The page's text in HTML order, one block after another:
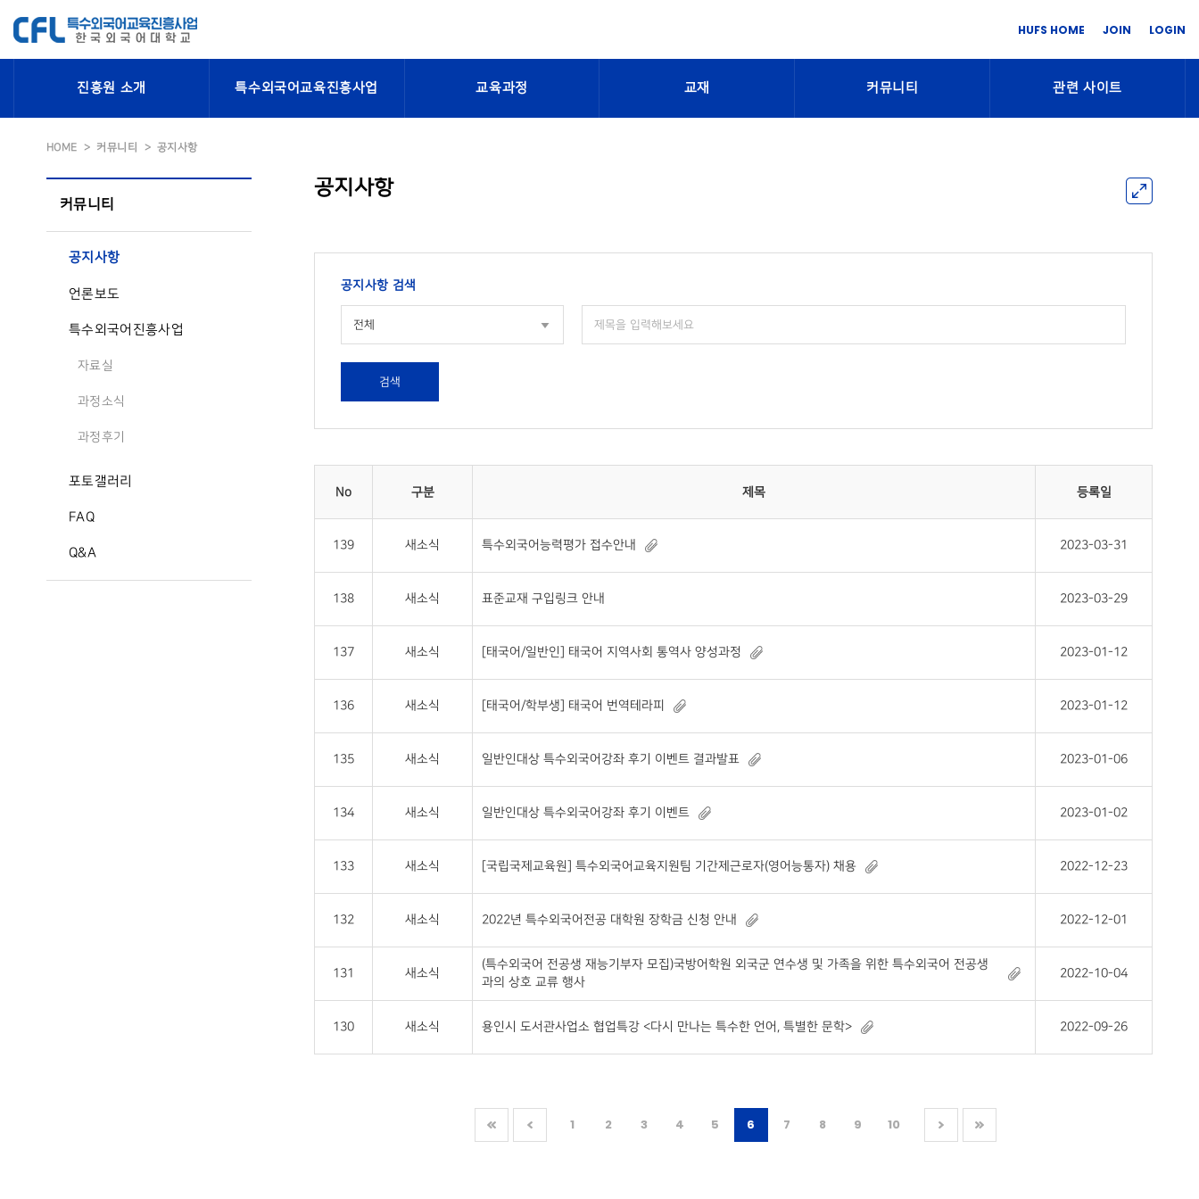
HUFS HOME JOIN LOGIN
진흥원 소개 특수외국어교육진흥사업 교육과정 교재 커뮤니티 관련 사이트
HOME 커뮤니티 공지사항
커뮤니티
공지사항
언론보도
특수외국어진흥사업
자료실
과정소식
과정후기
포토갤러리
FAQ
Q&A
공지사항
공지사항 검색
전체
검색
No 구분 제목 등록일
139 새소식 특수외국어능력평가 접수안내 2023-03-31
138 새소식 표준교재 구입링크 안내 2023-03-29
137 새소식 [태국어/일반인] 태국어 지역사회 통역사 양성과정 2023-01-12
136 새소식 [태국어/학부생] 태국어 번역테라피 2023-01-12
135 새소식 일반인대상 특수외국어강좌 후기 이벤트 결과발표 2023-01-06
134 새소식 일반인대상 특수외국어강좌 후기 이벤트 2023-01-02
133 새소식 [국립국제교육원] 특수외국어교육지원팀 기간제근로자(영어능통자) 채용 2022-12-23
132 새소식 2022년 특수외국어전공 대학원 장학금 신청 안내 2022-12-01
131 새소식
(특수외국어 전공생 재능기부자 모집)국방어학원 외국군 연수생 및 가족을 위한 특수외국어 전공생
과의 상호 교류 행사
2022-10-04
130 새소식 용인시 도서관사업소 협업특강 <다시 만나는 특수한 언어, 특별한 문학> 2022-09-26
1 2 3 4 5 6 7 8 9 10